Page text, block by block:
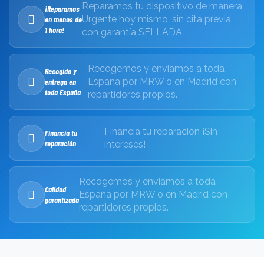
¡Reparamos
en menos de
1 hora!
Reparamos tu dispositivo de manera
Urgente hoy mismo, sin cita previa,
con garantía SELLADA.
Recogida y
entrega en
toda España
Recogemos y enviamos a toda
España por MRW o en Madrid con
repartidores propios.
Financia tu
reparación
Financia tu reparación ¡Sin
intereses!
Calidad
garantizada
Recogemos y enviamos a toda
España por MRW o en Madrid con
repartidores propios.